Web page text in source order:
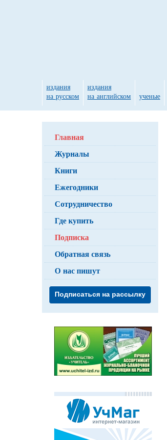
Главная
Журналы
Книги
Ежегодники
Сотрудничество
Где купить
Подписка
Обратная связь
О нас пишут
Подписаться на рассылку
издания
на русском
издания
на английском
ученые